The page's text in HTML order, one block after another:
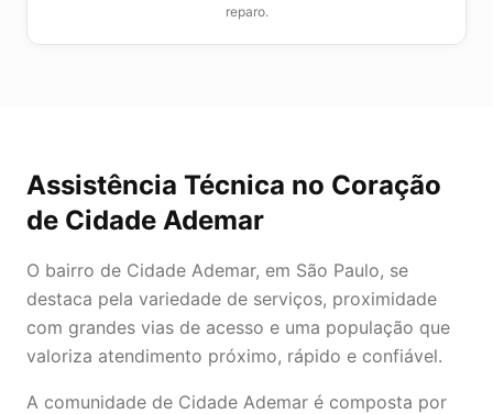
reparo.
Assistência Técnica no Coração
de Cidade Ademar
O bairro de Cidade Ademar, em São Paulo, se
destaca pela variedade de serviços, proximidade
com grandes vias de acesso e uma população que
valoriza atendimento próximo, rápido e confiável.
A comunidade de Cidade Ademar é composta por